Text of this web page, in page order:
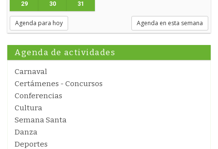
29 30 31
Agenda para hoy Agenda en esta semana
Agenda de actividades
Carnaval
Certámenes - Concursos
Conferencias
Cultura
Semana Santa
Danza
Deportes